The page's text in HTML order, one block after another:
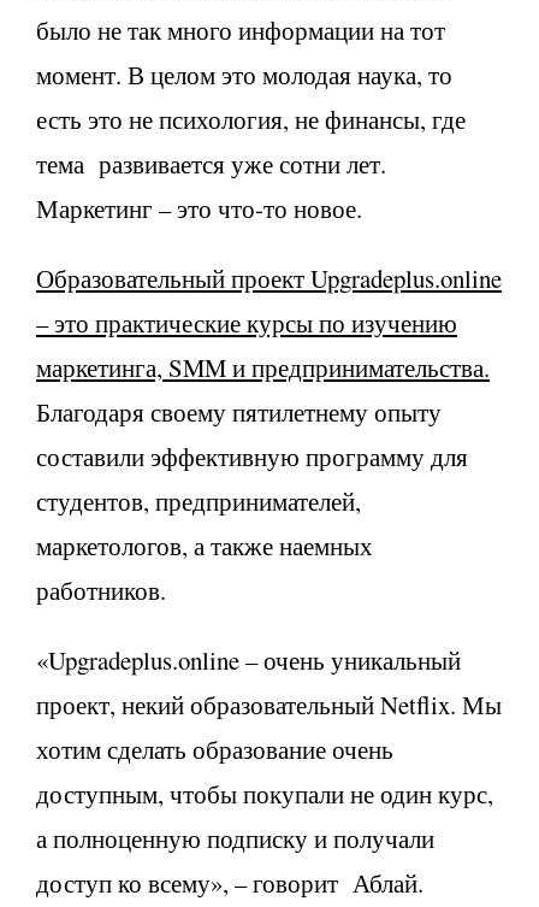
было не так много информации на тот
момент. В целом это молодая наука, то
есть это не психология, не финансы, где
тема развивается уже сотни лет.
Маркетинг – это что-то новое.
Образовательный проектUpgradeplus.online
– это практические курсы по изучению
маркетинга, SMM и предпринимательства.
Благодаря своему пятилетнему опыту
составили эффективную программу для
студентов, предпринимателей,
маркетологов, а также наемных
работников.
«Upgradeplus.online – очень уникальный
проект, некий образовательный Netflix. Мы
хотим сделать образование очень
доступным, чтобы покупали не один курс,
а полноценную подписку и получали
доступ ко всему», – говорит Аблай.